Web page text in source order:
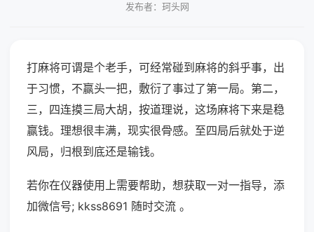
发布者：珂头网
打麻将可谓是个老手，可经常碰到麻将的斜乎事，出
于习惯，不赢头一把，敷衍了事过了第一局。第二，
三，四连摸三局大胡，按道理说，这场麻将下来是稳
赢钱。理想很丰满，现实很骨感。至四局后就处于逆
风局，归根到底还是输钱。
若你在仪器使用上需要帮助，想获取一对一指导，添
加微信号; kkss8691 随时交流 。